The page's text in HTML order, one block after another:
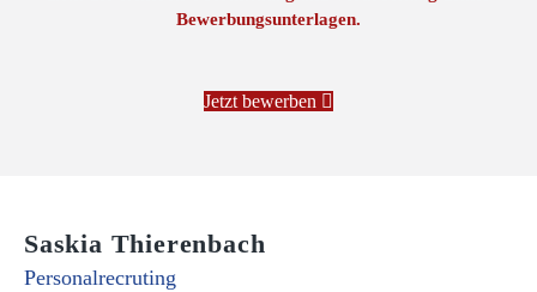
Bewerbungsunterlagen.
Jetzt bewerben
Saskia Thierenbach
Personalrecruting